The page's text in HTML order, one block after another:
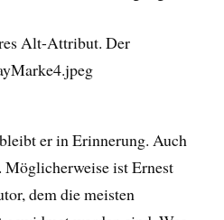
er in Erinnerung. Auch
Möglicherweise ist Ernest
dem die meisten